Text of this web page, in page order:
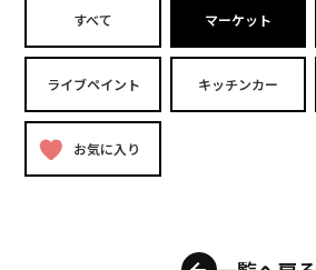
すべて マーケット
ライブペイント キッチンカー
お気に入り